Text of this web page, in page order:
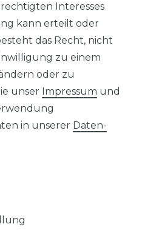
Interesses
kann erteilt oder
das Recht, nicht
zu einem
oder zu
unser Impressum und
in unserer Daten­